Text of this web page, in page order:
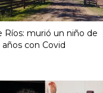
Ríos: murió un niño de
con Covid